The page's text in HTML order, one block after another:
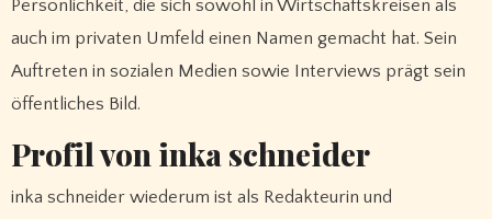
Persönlichkeit, die sich sowohl in Wirtschaftskreisen als
auch im privaten Umfeld einen Namen gemacht hat. Sein
Auftreten in sozialen Medien sowie Interviews prägt sein
öffentliches Bild.
Profil von inka schneider
inka schneider wiederum ist als Redakteurin und